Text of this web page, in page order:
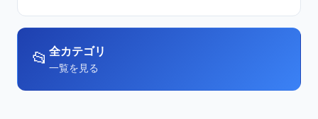
📂 全カテゴリ
一覧を見る